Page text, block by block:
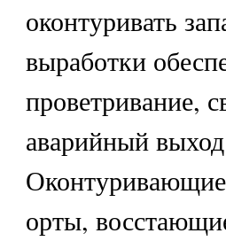
оконтуривать
выработки
проветривание,
аварийный
орты,